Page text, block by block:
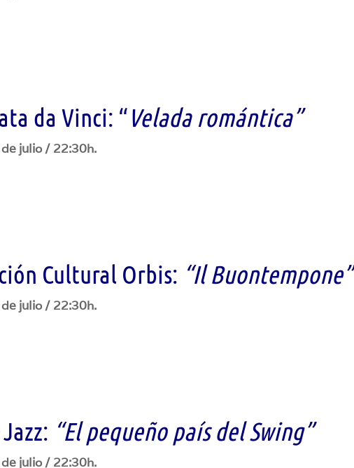
da Vinci: “Velada romántica”
julio / 22:30h.
Cultural Orbis: “Il Buontempone”
julio / 22:30h.
“El pequeño país del Swing”
julio / 22:30h.